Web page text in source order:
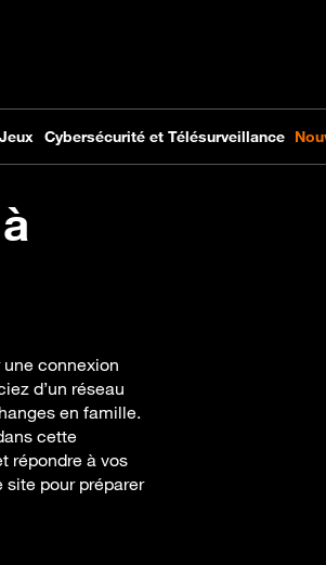
une connexion
d’un réseau
en famille.
cette
répondre à vos
pour préparer